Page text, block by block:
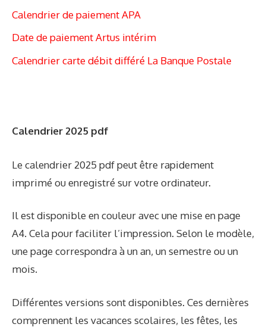
Calendrier de paiement APA
Date de paiement Artus intérim
Calendrier carte débit différé La Banque Postale
Calendrier 2025 pdf
Le calendrier 2025 pdf peut être rapidement
imprimé ou enregistré sur votre ordinateur.
Il est disponible en couleur avec une mise en page
A4. Cela pour faciliter l’impression. Selon le modèle,
une page correspondra à un an, un semestre ou un
mois.
Différentes versions sont disponibles. Ces dernières
comprennent les vacances scolaires, les fêtes, les